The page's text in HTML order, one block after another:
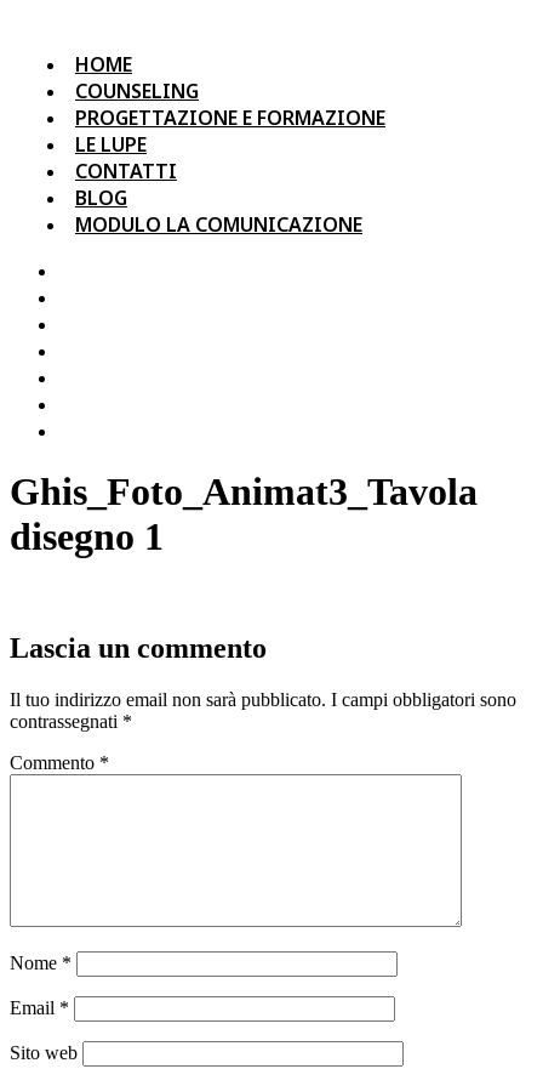
HOME
COUNSELING
PROGETTAZIONE E FORMAZIONE
LE LUPE
CONTATTI
BLOG
MODULO LA COMUNICAZIONE
Ghis_Foto_Animat3_Tavola
disegno 1
Lascia un commento
Il tuo indirizzo email non sarà pubblicato. I campi obbligatori sono
contrassegnati *
Commento *
Nome *
Email *
Sito web